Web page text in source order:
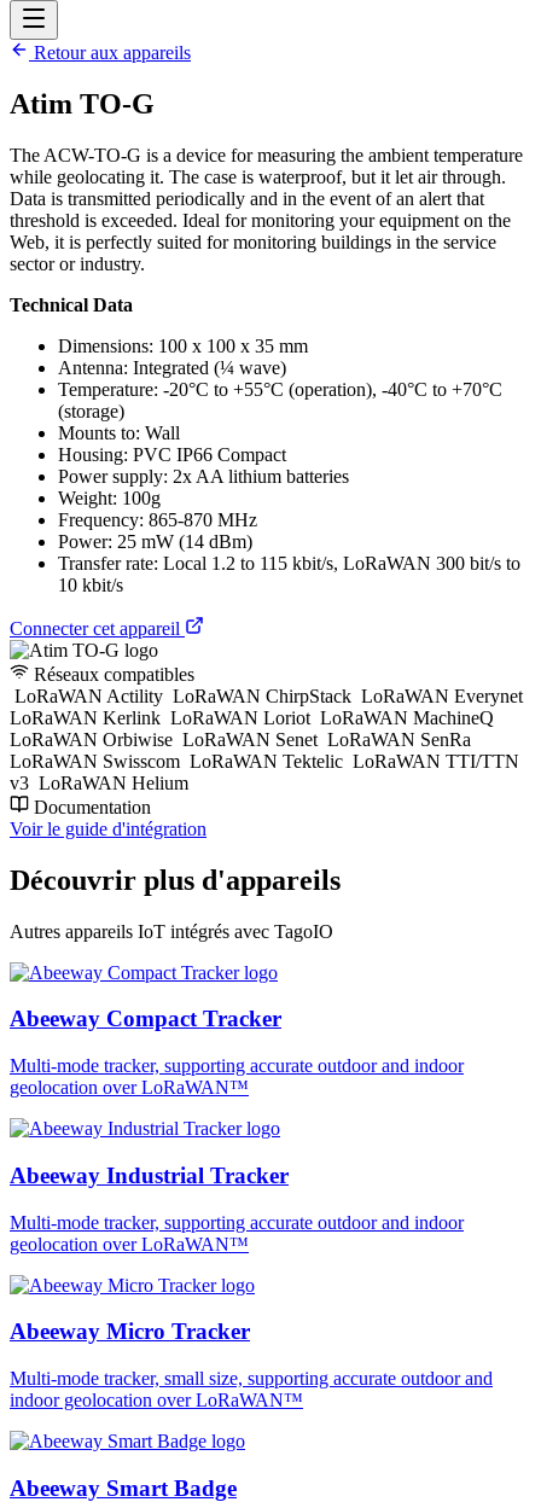
Retour aux appareils
Atim TO-G
The ACW-TO-G is a device for measuring the ambient temperature
while geolocating it. The case is waterproof, but it let air through.
Data is transmitted periodically and in the event of an alert that
threshold is exceeded. Ideal for monitoring your equipment on the
Web, it is perfectly suited for monitoring buildings in the service
sector or industry.
Technical Data
Dimensions: 100 x 100 x 35 mm
Antenna: Integrated (¼ wave)
Temperature: -20°C to +55°C (operation), -40°C to +70°C
(storage)
Mounts to: Wall
Housing: PVC IP66 Compact
Power supply: 2x AA lithium batteries
Weight: 100g
Frequency: 865-870 MHz
Power: 25 mW (14 dBm)
Transfer rate: Local 1.2 to 115 kbit/s, LoRaWAN 300 bit/s to
10 kbit/s
Connecter cet appareil
Réseaux compatibles
LoRaWAN Actility LoRaWAN ChirpStack LoRaWAN Everynet
LoRaWAN Kerlink LoRaWAN Loriot LoRaWAN MachineQ
LoRaWAN Orbiwise LoRaWAN Senet LoRaWAN SenRa
LoRaWAN Swisscom LoRaWAN Tektelic LoRaWAN TTI/TTN
v3 LoRaWAN Helium
Documentation
Voir le guide d'intégration
Découvrir plus d'appareils
Autres appareils IoT intégrés avec TagoIO
Abeeway Compact Tracker
Multi-mode tracker, supporting accurate outdoor and indoor
geolocation over LoRaWAN™
Abeeway Industrial Tracker
Multi-mode tracker, supporting accurate outdoor and indoor
geolocation over LoRaWAN™
Abeeway Micro Tracker
Multi-mode tracker, small size, supporting accurate outdoor and
indoor geolocation over LoRaWAN™
Abeeway Smart Badge